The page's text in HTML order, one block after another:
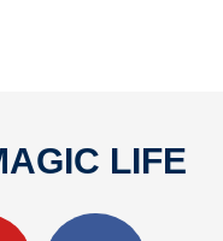
LIFE